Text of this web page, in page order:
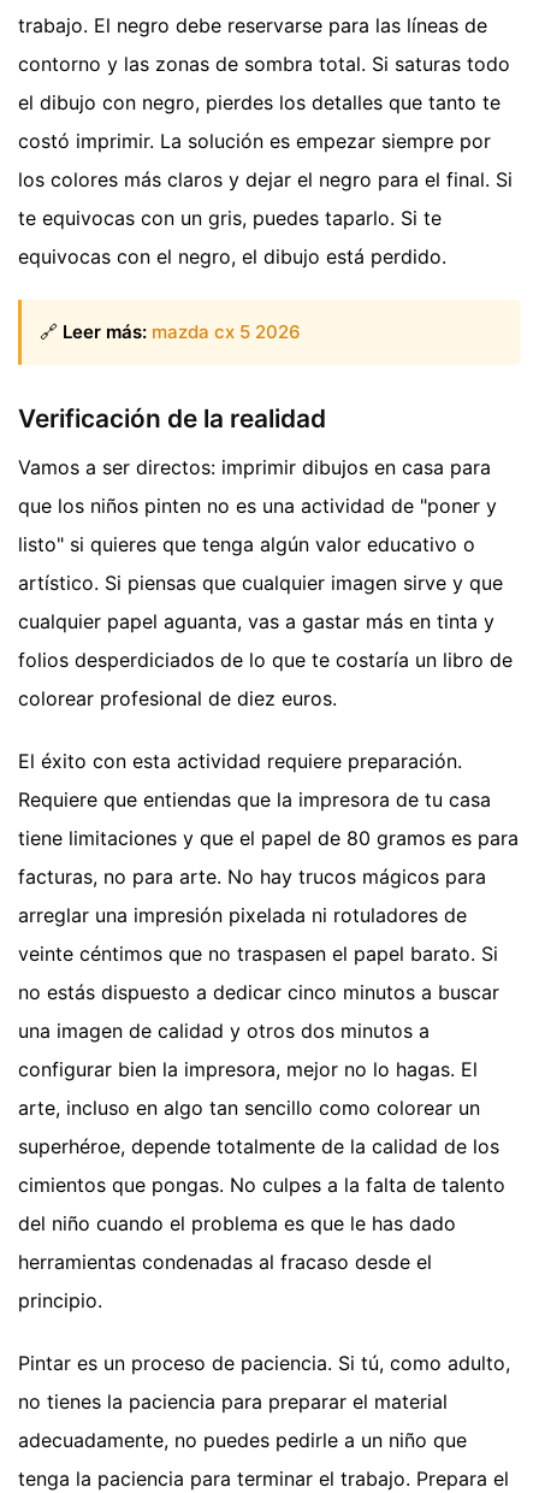
trabajo. El negro debe reservarse para las líneas de
contorno y las zonas de sombra total. Si saturas todo
el dibujo con negro, pierdes los detalles que tanto te
costó imprimir. La solución es empezar siempre por
los colores más claros y dejar el negro para el final. Si
te equivocas con un gris, puedes taparlo. Si te
equivocas con el negro, el dibujo está perdido.
🔗 Leer más: mazda cx 5 2026
Verificación de la realidad
Vamos a ser directos: imprimir dibujos en casa para
que los niños pinten no es una actividad de "poner y
listo" si quieres que tenga algún valor educativo o
artístico. Si piensas que cualquier imagen sirve y que
cualquier papel aguanta, vas a gastar más en tinta y
folios desperdiciados de lo que te costaría un libro de
colorear profesional de diez euros.
El éxito con esta actividad requiere preparación.
Requiere que entiendas que la impresora de tu casa
tiene limitaciones y que el papel de 80 gramos es para
facturas, no para arte. No hay trucos mágicos para
arreglar una impresión pixelada ni rotuladores de
veinte céntimos que no traspasen el papel barato. Si
no estás dispuesto a dedicar cinco minutos a buscar
una imagen de calidad y otros dos minutos a
configurar bien la impresora, mejor no lo hagas. El
arte, incluso en algo tan sencillo como colorear un
superhéroe, depende totalmente de la calidad de los
cimientos que pongas. No culpes a la falta de talento
del niño cuando el problema es que le has dado
herramientas condenadas al fracaso desde el
principio.
Pintar es un proceso de paciencia. Si tú, como adulto,
no tienes la paciencia para preparar el material
adecuadamente, no puedes pedirle a un niño que
tenga la paciencia para terminar el trabajo. Prepara el